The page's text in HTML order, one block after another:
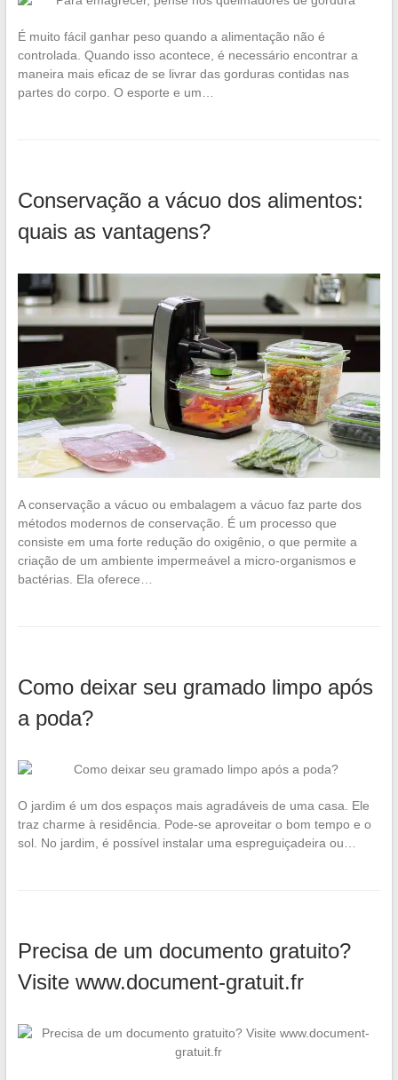
É muito fácil ganhar peso quando a alimentação não é
controlada. Quando isso acontece, é necessário encontrar a
maneira mais eficaz de se livrar das gorduras contidas nas
partes do corpo. O esporte e um…
Conservação a vácuo dos alimentos:
quais as vantagens?
A conservação a vácuo ou embalagem a vácuo faz parte dos
métodos modernos de conservação. É um processo que
consiste em uma forte redução do oxigênio, o que permite a
criação de um ambiente impermeável a micro-organismos e
bactérias. Ela oferece…
Como deixar seu gramado limpo após
a poda?
O jardim é um dos espaços mais agradáveis de uma casa. Ele
traz charme à residência. Pode-se aproveitar o bom tempo e o
sol. No jardim, é possível instalar uma espreguiçadeira ou…
Precisa de um documento gratuito?
Visite www.document-gratuit.fr